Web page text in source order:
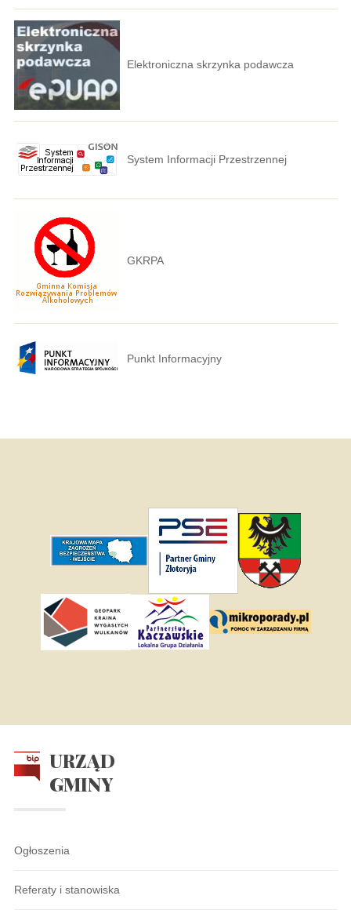
Elektroniczna skrzynka podawcza
System Informacji Przestrzennej
GKRPA
Punkt Informacyjny
URZĄD
GMINY
Ogłoszenia
Referaty i stanowiska